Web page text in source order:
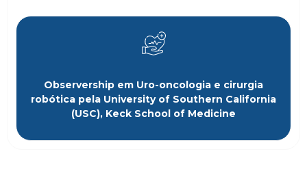
Observership em Uro-oncologia e cirurgia
robótica pela University of Southern California
(USC), Keck School of Medicine